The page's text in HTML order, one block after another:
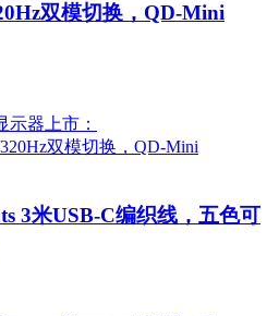
双模切换，QD-Mini
3米USB-C编织线，五色可